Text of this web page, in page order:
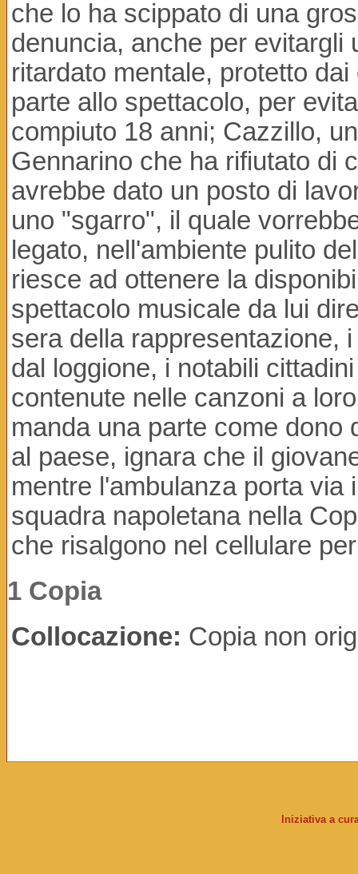
che lo ha scippato di una
denuncia, anche per evitargli
ritardato mentale, protetto
parte allo spettacolo, per
compiuto 18 anni; Cazzillo,
Gennarino che ha rifiutato di
avrebbe dato un posto di
uno "sgarro", il quale
legato, nell'ambiente pulito
riesce ad ottenere la
spettacolo musicale da lui
sera della rappresentazione,
dal loggione, i notabili
contenute nelle canzoni a
manda una parte come dono
al paese, ignara che il
mentre l'ambulanza porta via
squadra napoletana nella
che risalgono nel cellulare
1 Copia
Collocazione: Copia non
Iniziativa a